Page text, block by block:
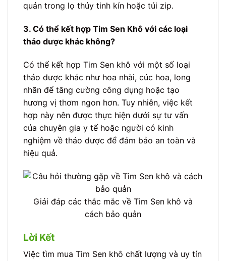
quản trong lọ thủy tinh kín hoặc túi zip.
3. Có thể kết hợp Tim Sen Khô với các loại
thảo dược khác không?
Có thể kết hợp Tim Sen khô với một số loại
thảo dược khác như hoa nhài, cúc hoa, long
nhãn để tăng cường công dụng hoặc tạo
hương vị thơm ngon hơn. Tuy nhiên, việc kết
hợp này nên được thực hiện dưới sự tư vấn
của chuyên gia y tế hoặc người có kinh
nghiệm về thảo dược để đảm bảo an toàn và
hiệu quả.
Giải đáp các thắc mắc về Tim Sen khô và
cách bảo quản
Lời Kết
Việc tìm mua Tim Sen khô chất lượng và uy tín